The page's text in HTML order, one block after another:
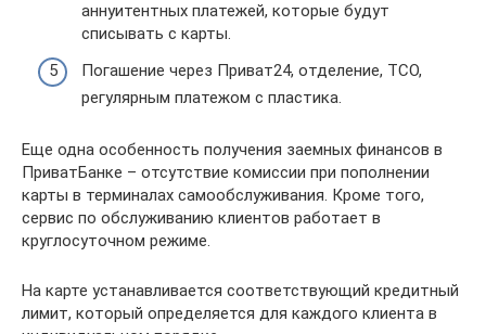
аннуитентных платежей, которые будут
списывать с карты.
Погашение через Приват24, отделение, ТСО,
регулярным платежом с пластика.
Еще одна особенность получения заемных финансов в
ПриватБанке – отсутствие комиссии при пополнении
карты в терминалах самообслуживания. Кроме того,
сервис по обслуживанию клиентов работает в
круглосуточном режиме.
На карте устанавливается соответствующий кредитный
лимит, который определяется для каждого клиента в